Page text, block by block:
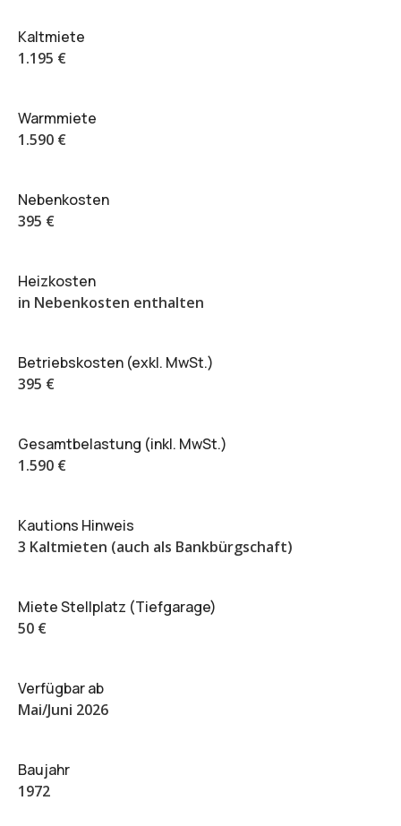
Kaltmiete
1.195 €
Warmmiete
1.590 €
Nebenkosten
395 €
Heizkosten
in Nebenkosten enthalten
Betriebskosten (exkl. MwSt.)
395 €
Gesamtbelastung (inkl. MwSt.)
1.590 €
Kautions Hinweis
3 Kaltmieten (auch als Bankbürgschaft)
Miete Stellplatz (Tiefgarage)
50 €
Verfügbar ab
Mai/Juni 2026
Baujahr
1972